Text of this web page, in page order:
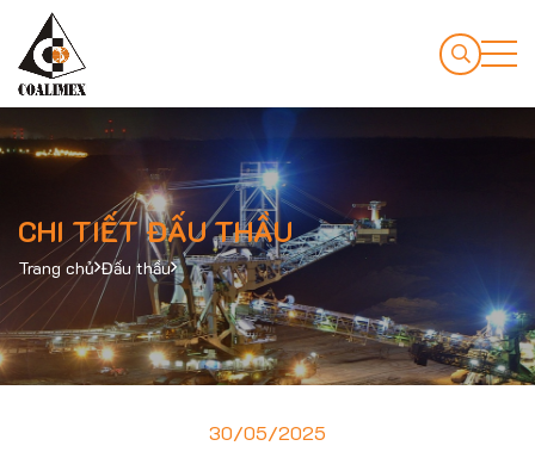
CHI TIẾT ĐẤU THẦU
Trang chủ Đấu thầu
30/05/2025